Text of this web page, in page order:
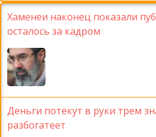
Хаменеи наконец показали
осталось за кадром
Деньги потекут в руки трем
разбогатеет